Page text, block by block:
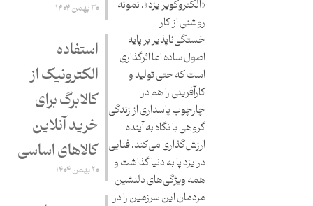
«الکتروکویر یزد»، نمونه
روشنی از کار
خستگی‌ناپذیر بر پایه
اصول ساده اما اثرگذاری
است که حتی تولید و
کارآفرینی را هم در
چارچوب پاسداری از زندگی
گروهی با نگاه به آینده
ارزش‌گذاری می‌کند. فنایی
در یزد پا به دنیا گذاشت و
همه ویژگی‌های دلنشین
مردمان این سرزمین را در
۳۰ بهمن ۱۴۰۴
استفاده
الکترونیک از
کالابرگ برای
خرید آنلاین
کالاهای اساسی
۲۰ بهمن ۱۴۰۴